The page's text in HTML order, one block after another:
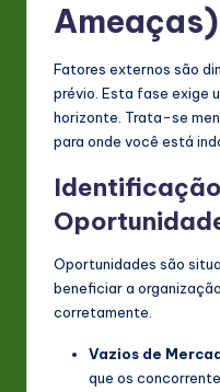
Ameaças)
Fatores externos são
prévio. Esta fase exige
horizonte. Trata-se
para onde você está
Oportunidades são
beneficiar a
corretamente.
Vazios de
que os